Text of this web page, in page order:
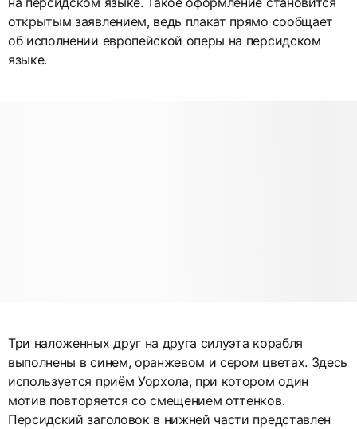
открытым заявлением, ведь плакат прямо сообщает
об исполнении европейской оперы на персидском
языке.
Три наложенных друг на друга силуэта корабля
выполнены в синем, оранжевом и сером цветах. Здесь
используется приём Уорхола, при котором один
мотив повторяется со смещением оттенков.
Персидский заголовок в нижней части представлен